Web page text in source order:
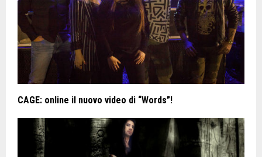
CAGE: online il nuovo video di “Words”!